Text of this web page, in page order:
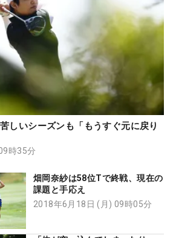
しいシーズンも「もうすぐ元に戻り
時35分
畑岡奈紗は58位Tで終戦、現在の
課題と手応え
2018年6月18日 (月) 09時05分